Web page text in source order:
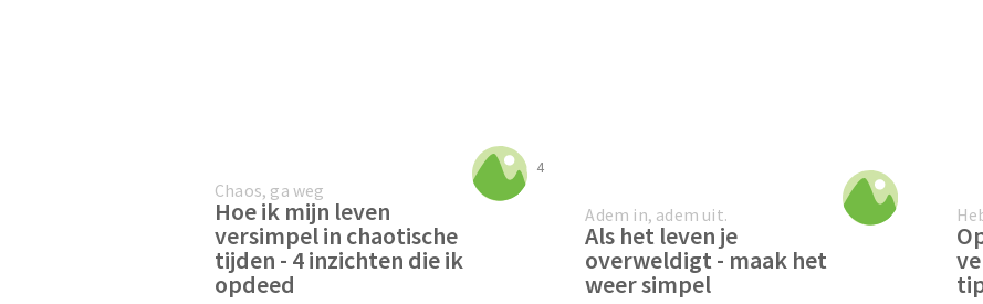
4
Chaos, ga weg
Hoe ik mijn leven
versimpel in chaotische
tijden - 4 inzichten die ik
opdeed
Adem in, adem uit.
Als het leven je
overweldigt - maak het
weer simpel